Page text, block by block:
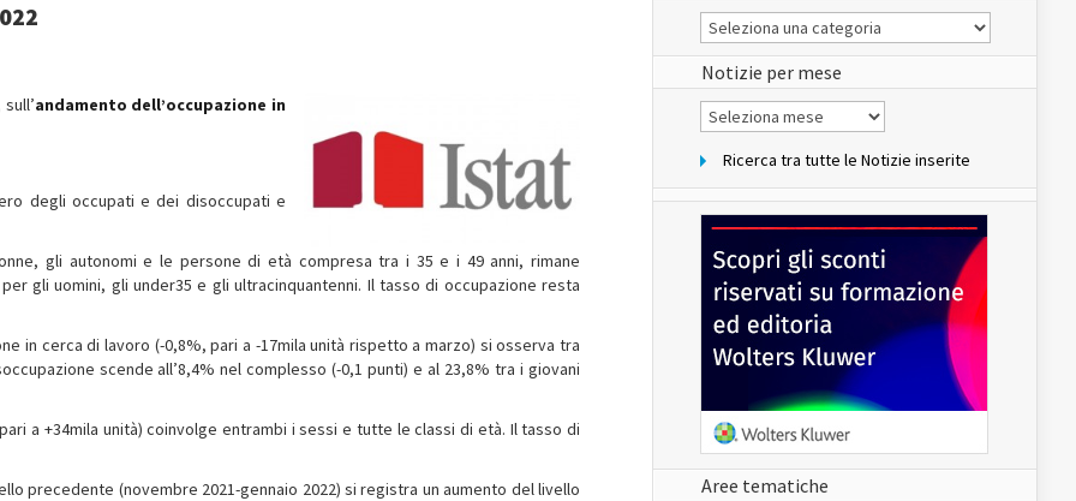
andamento dell’occupazione in
degli occupati e dei disoccupati e
gli autonomi e le persone di età compresa tra i 35 e i 49 anni, rimane
gli uomini, gli under35 e gli ultracinquantenni. Il tasso di occupazione resta
in cerca di lavoro (-0,8%, pari a -17mila unità rispetto a marzo) si osserva tra
scende all’8,4% nel complesso (-0,1 punti) e al 23,8% tra i giovani
a +34mila unità) coinvolge entrambi i sessi e tutte le classi di età. Il tasso di
precedente (novembre 2021-gennaio 2022) si registra un aumento del livello
Le
Notizie
del
sito
Notizie per mese
Notizie
per
Ricerca tra tutte le Notizie inserite
Aree tematiche